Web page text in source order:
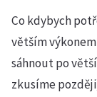
Co kdybych
větším
sáhnout po
zkusíme